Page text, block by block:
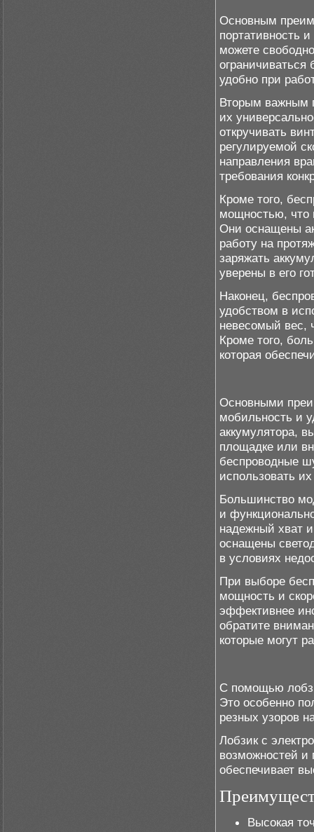
Основным
портативность
можете
ограничиваться
удобно при
Вторым важным
их
откручивать
регулируемой
направления
требования
Кроме того,
мощностью, что
Они оснащены
работу на
заряжать
уверены в его
Наконец,
удобством в
невесомый вес,
Кроме того,
которая
Основными
мобильность и
аккумулятора,
площадке или
беспроводные
использовать
Большинство
и
надежный хват
оснащены
в условиях
При выборе
мощность и
эффективнее
обратите
которые могут
С помощью
Это особенно
резных узоров
Лобзик с
возможностей
обеспечивает
Высокая